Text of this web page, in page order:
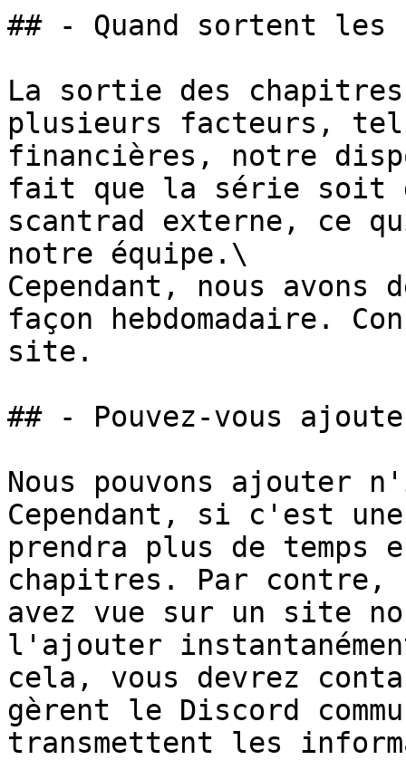
## - Quand sortent
La sortie des
plusieurs facteurs,
financières, notre
fait que la série soit
scantrad externe, ce
notre équipe.\
Cependant, nous
façon hebdomadaire.
site.
## - Pouvez-vous
Nous pouvons ajouter
Cependant, si c'est
prendra plus de temps
chapitres. Par contre,
avez vue sur un site
l'ajouter
cela, vous devrez
gèrent le Discord
transmettent les